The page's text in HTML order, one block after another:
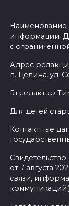
Наименование
информации:
с
Адрес
п. Целина, ул.
Гл.редактор
Для детей
Контактные
от 7 августа
связи,